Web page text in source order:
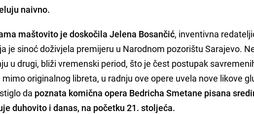
naivno.
maštovito je doskočila Jelena Bosančić, inventivna
je sinoć doživjela premijeru u Narodnom pozorištu Sarajevo.
u drugi, bliži vremenski period, što je čest postupak
mimo originalnog libreta, u radnju ove opere uvela nove likove
da poznata komična opera Bedricha Smetane pisana
duhovito i danas, na početku 21. stoljeća.